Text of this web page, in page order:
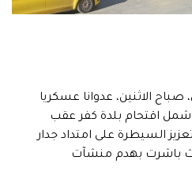
صباح الاثنين، عدوانا عسكريا
اقتحام بلدة كفر عقب
السيطرة على امتداد جدار
باشرت بهدم منشآت